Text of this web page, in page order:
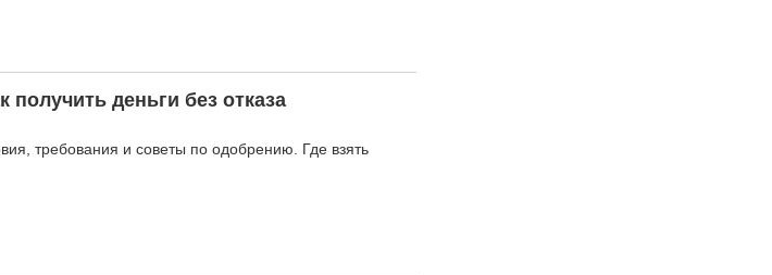
получить деньги без отказа
требования и советы по одобрению. Где взять